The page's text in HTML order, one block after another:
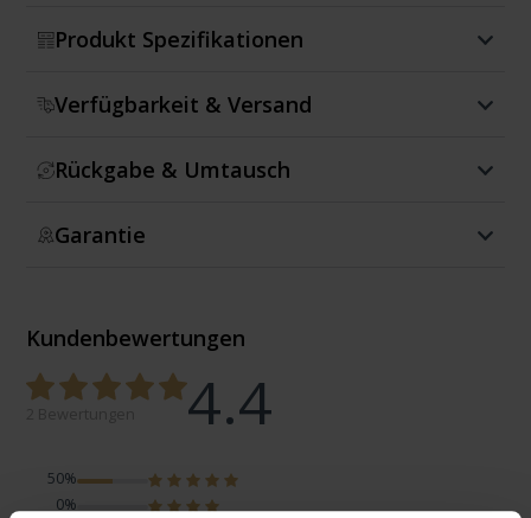
Produkt Spezifikationen
Verfügbarkeit & Versand
Rückgabe & Umtausch
Garantie
Kundenbewertungen
4.4
50%
0%